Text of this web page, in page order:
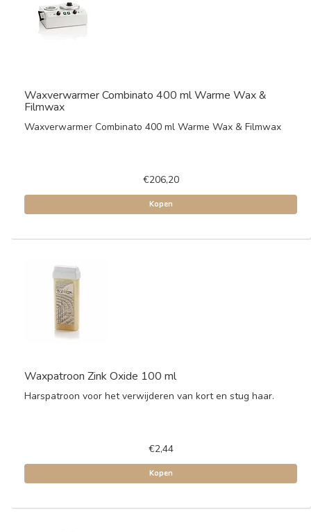
Waxverwarmer Combinato 400 ml Warme Wax &
Filmwax
Waxverwarmer Combinato 400 ml Warme Wax & Filmwax
€206,20
Kopen
Waxpatroon Zink Oxide 100 ml
Harspatroon voor het verwijderen van kort en stug haar.
€2,44
Kopen